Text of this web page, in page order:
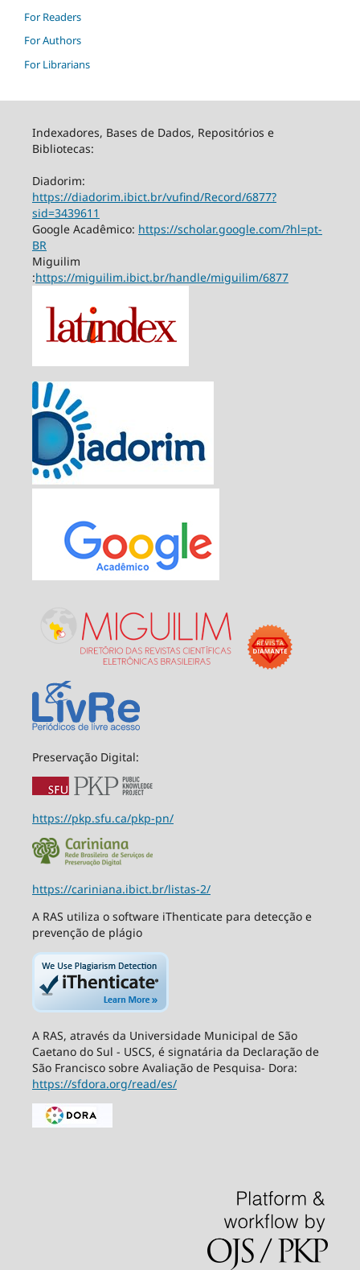
For Readers
For Authors
For Librarians
Indexadores, Bases de Dados, Repositórios e
Bibliotecas:
Diadorim:
https://diadorim.ibict.br/vufind/Record/6877?
sid=3439611
Google Acadêmico: https://scholar.google.com/?hl=pt-
BR
Miguilim
:https://miguilim.ibict.br/handle/miguilim/6877
Preservação Digital:
https://pkp.sfu.ca/pkp-pn/
https://cariniana.ibict.br/listas-2/
A RAS utiliza o software iThenticate para detecção e
prevenção de plágio
A RAS, através da Universidade Municipal de São
Caetano do Sul - USCS, é signatária da Declaração de
São Francisco sobre Avaliação de Pesquisa- Dora:
https://sfdora.org/read/es/